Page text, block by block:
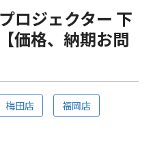
ロジェクター 下
価格、納期お問
梅田店
福岡店